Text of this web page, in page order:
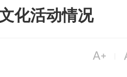
化活动情况
